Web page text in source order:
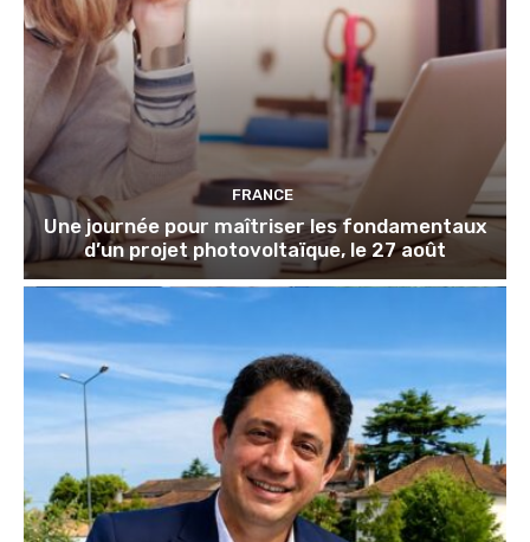
FRANCE
Une journée pour maîtriser les fondamentaux
d’un projet photovoltaïque, le 27 août